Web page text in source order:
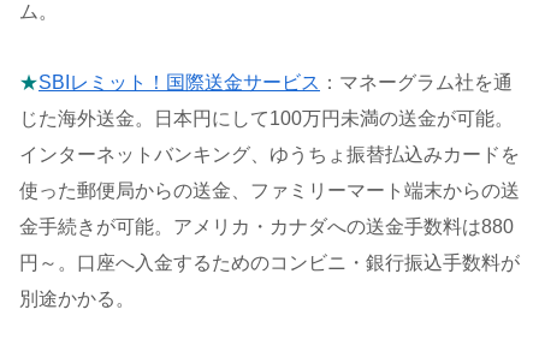
ム。
★SBIレミット！国際送金サービス ：マネーグラム社を通
じた海外送金。日本円にして100万円未満の送金が可能。
インターネットバンキング、ゆうちょ振替払込みカードを
使った郵便局からの送金、ファミリーマート端末からの送
金手続きが可能。アメリカ・カナダへの送金手数料は880
円～。口座へ入金するためのコンビニ・銀行振込手数料が
別途かかる。